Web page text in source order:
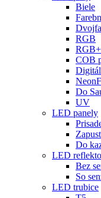
Biele
RGB
COB
Do
UV
LED panely
Do
LED
Bez
So
LED trubice